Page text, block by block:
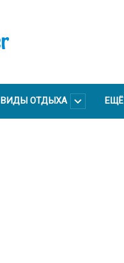
ВИДЫ ОТДЫХА ЕЩЁ